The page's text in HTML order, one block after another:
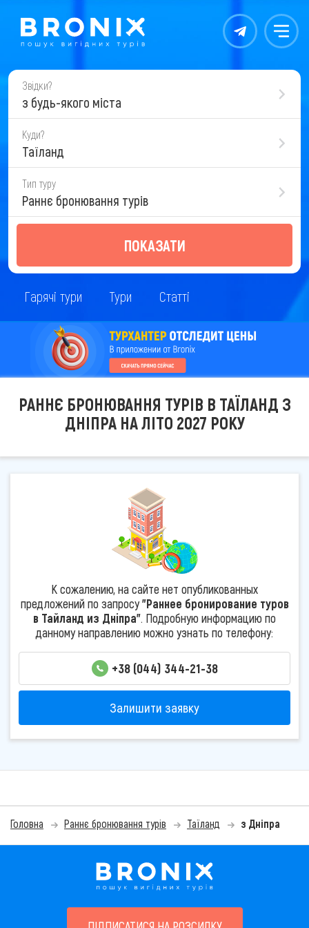
Контакты Меню
Звідки?
з будь-якого міста
Куди?
Таїланд
Тип туру
Раннє бронювання турів
ПОКАЗАТИ
Гарячі тури Тури Статті
РАННЄ БРОНЮВАННЯ ТУРІВ В ТАЇЛАНД З
ДНІПРА НА ЛІТО 2027 РОКУ
К сожалению, на сайте нет опубликованных
предложений по запросу"Раннее бронирование туров
в Тайланд из Дніпра". Подробную информацию по
данному направлению можно узнать по телефону:
+38 (044) 344-21-38
Залишити заявку
Головна Раннє бронювання турів Таїланд з Дніпра